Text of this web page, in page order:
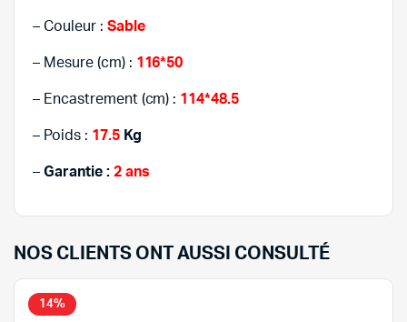
– Couleur : Sable
– Mesure (cm) : 116*50
– Encastrement (cm) : 114*48.5
– Poids : 17.5 Kg
– Garantie : 2 ans
NOS CLIENTS ONT AUSSI CONSULTÉ
14%